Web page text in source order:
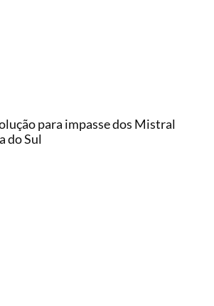
para impasse dos Mistral
do Sul